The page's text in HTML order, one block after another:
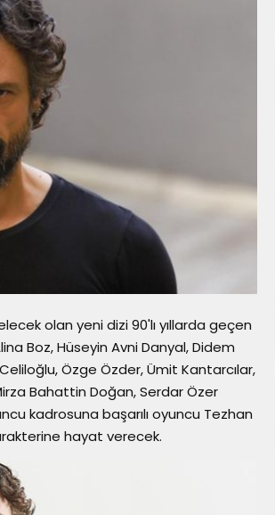
olan yeni dizi 90'lı yıllarda geçen
Boz, Hüseyin Avni Danyal, Didem
Özge Özder, Ümit Kantarcılar,
Bahattin Doğan, Serdar Özer
kadrosuna başarılı oyuncu Tezhan
hayat verecek.